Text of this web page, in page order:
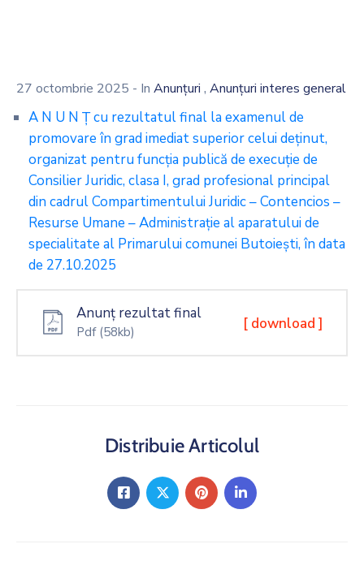
27 octombrie 2025 - In Anunțuri , Anunțuri interes general
A N U N Ţ cu rezultatul final la examenul de
promovare în grad imediat superior celui deținut,
organizat pentru funcția publică de execuție de
Consilier Juridic, clasa I, grad profesional principal
din cadrul Compartimentului Juridic – Contencios –
Resurse Umane – Administrație al aparatului de
specialitate al Primarului comunei Butoiești, în data
de 27.10.2025
Anunț rezultat final
Pdf (58kb) [ download ]
Distribuie Articolul